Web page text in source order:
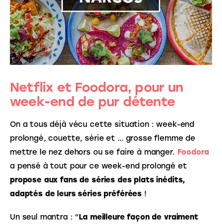
Netflix et Foodora, pour un
week-end de pur détente
On a tous déjà vécu cette situation : week-end
prolongé, couette, série et … grosse flemme de
mettre le nez dehors ou se faire à manger. Foodora
a pensé à tout pour ce week-end prolongé et
propose aux fans de séries des plats inédits,
adaptés de leurs séries préférées !
Un seul mantra : “La meilleure façon de vraiment